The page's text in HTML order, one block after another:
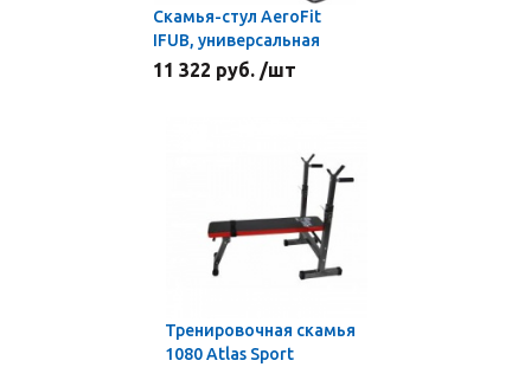
Скамья-стул AeroFit
IFUB, универсальная
11 322 руб. /шт
Тренировочная скамья
1080 Atlas Sport